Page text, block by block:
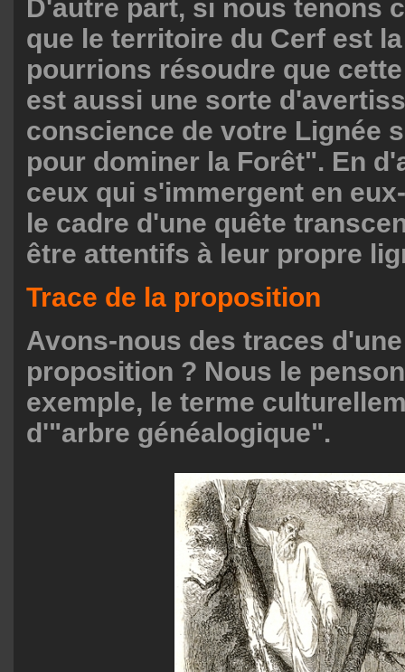
D'autre part, si nous tenons
que le territoire du Cerf est
pourrions résoudre que
est aussi une sorte
conscience de votre Lignée
pour dominer la Forêt". En
ceux qui s'immergent en
le cadre d'une quête
être attentifs à leur propre
Trace de la proposition
Avons-nous des traces
proposition ? Nous le
exemple, le terme
d'"arbre généalogique".